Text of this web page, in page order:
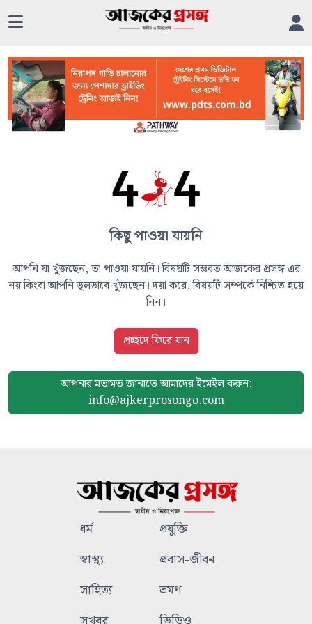
কিছু পাওয়া যায়নি
আপনি যা খুঁজছেন, তা পাওয়া যায়নি। বিষয়টি সম্ভবত আজকের প্রসঙ্গ এর
নয় কিংবা আপনি ভুলভাবে খুঁজছেন। দয়া করে, বিষয়টি সম্পর্কে নিশ্চিত হয়ে
নিন।
প্রচ্ছদে ফিরে যান
আপনার মতামত জানাতে আমাদেরইমেইল করুন:
info@ajkerprosongo.com
ধর্ম
প্রযুক্তি
স্বাস্থ্য
প্রবাস-জীবন
সাহিত্য
ভ্রমণ